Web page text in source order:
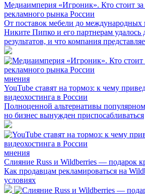
Медиаимперия «Игроник». Кто стоит
рекламного рынка России
От поставок мебели до международных
Никите Пипко и его партнерам удалось
результатов, и что компания
мнения
YouTube ставят на тормоз: к чему
видеохостинга в России
Полноценной альтернативы
но бизнес вынужден приспосабливаться
мнения
Слияние Russ и Wildberries — подарок
Как продавцам рекламироваться на
условиях